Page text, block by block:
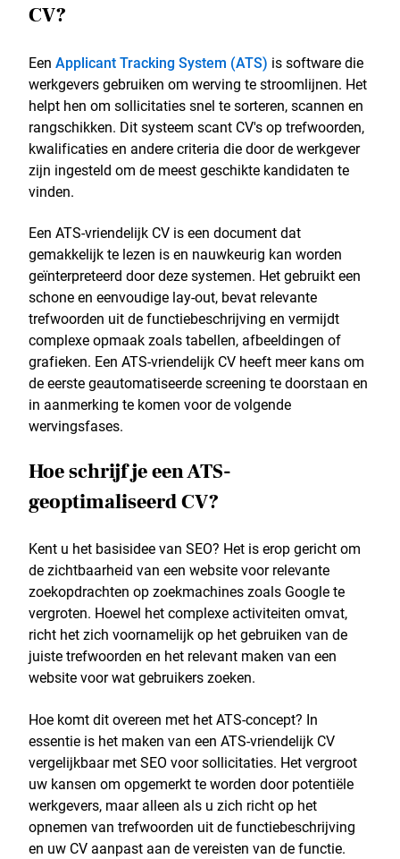
CV?
Een Applicant Tracking System (ATS) is software die
werkgevers gebruiken om werving te stroomlijnen. Het
helpt hen om sollicitaties snel te sorteren, scannen en
rangschikken. Dit systeem scant CV's op trefwoorden,
kwalificaties en andere criteria die door de werkgever
zijn ingesteld om de meest geschikte kandidaten te
vinden.
Een ATS-vriendelijk CV is een document dat
gemakkelijk te lezen is en nauwkeurig kan worden
geïnterpreteerd door deze systemen. Het gebruikt een
schone en eenvoudige lay-out, bevat relevante
trefwoorden uit de functiebeschrijving en vermijdt
complexe opmaak zoals tabellen, afbeeldingen of
grafieken. Een ATS-vriendelijk CV heeft meer kans om
de eerste geautomatiseerde screening te doorstaan en
in aanmerking te komen voor de volgende
wervingsfases.
Hoe schrijf je een ATS-
geoptimaliseerd CV?
Kent u het basisidee van SEO? Het is erop gericht om
de zichtbaarheid van een website voor relevante
zoekopdrachten op zoekmachines zoals Google te
vergroten. Hoewel het complexe activiteiten omvat,
richt het zich voornamelijk op het gebruiken van de
juiste trefwoorden en het relevant maken van een
website voor wat gebruikers zoeken.
Hoe komt dit overeen met het ATS-concept? In
essentie is het maken van een ATS-vriendelijk CV
vergelijkbaar met SEO voor sollicitaties. Het vergroot
uw kansen om opgemerkt te worden door potentiële
werkgevers, maar alleen als u zich richt op het
opnemen van trefwoorden uit de functiebeschrijving
en uw CV aanpast aan de vereisten van de functie.